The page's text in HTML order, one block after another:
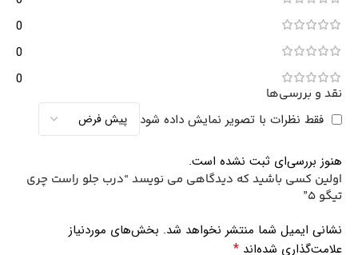
0
0
0
نقد و بررسی‌ها
فقط نظرات با تصویر نمایش داده شود
هنوز بررسی‌ای ثبت نشده است.
اولین کسی باشید که دیدگاهی می نویسد “درب جلو راست چری
تیگو 5”
نشانی ایمیل شما منتشر نخواهد شد. بخش‌های موردنیاز
علامت‌گذاری شده‌اند *